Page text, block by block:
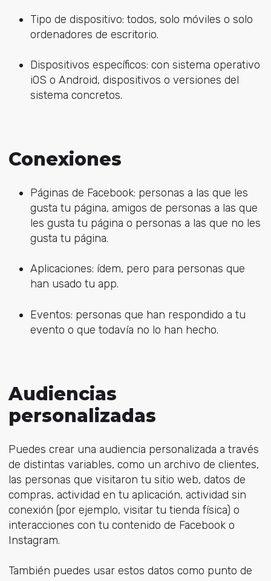
Tipo de dispositivo: todos, solo móviles o solo
ordenadores de escritorio.
Dispositivos específicos: con sistema operativo
iOS o Android, dispositivos o versiones del
sistema concretos.
Conexiones
Páginas de Facebook: personas a las que les
gusta tu página, amigos de personas a las que
les gusta tu página o personas a las que no les
gusta tu página.
Aplicaciones: ídem, pero para personas que
han usado tu app.
Eventos: personas que han respondido a tu
evento o que todavía no lo han hecho.
Audiencias
personalizadas
Puedes crear una audiencia personalizada a través
de distintas variables, como un archivo de clientes,
las personas que visitaron tu sitio web, datos de
compras, actividad en tu aplicación, actividad sin
conexión (por ejemplo, visitar tu tienda física) o
interacciones con tu contenido de Facebook o
Instagram.
También puedes usar estos datos como punto de